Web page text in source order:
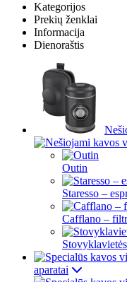
Kategorijos
Prekių ženklai
Informacija
Dienoraštis
Outin
Staresso –
Cafflano –
aparatai